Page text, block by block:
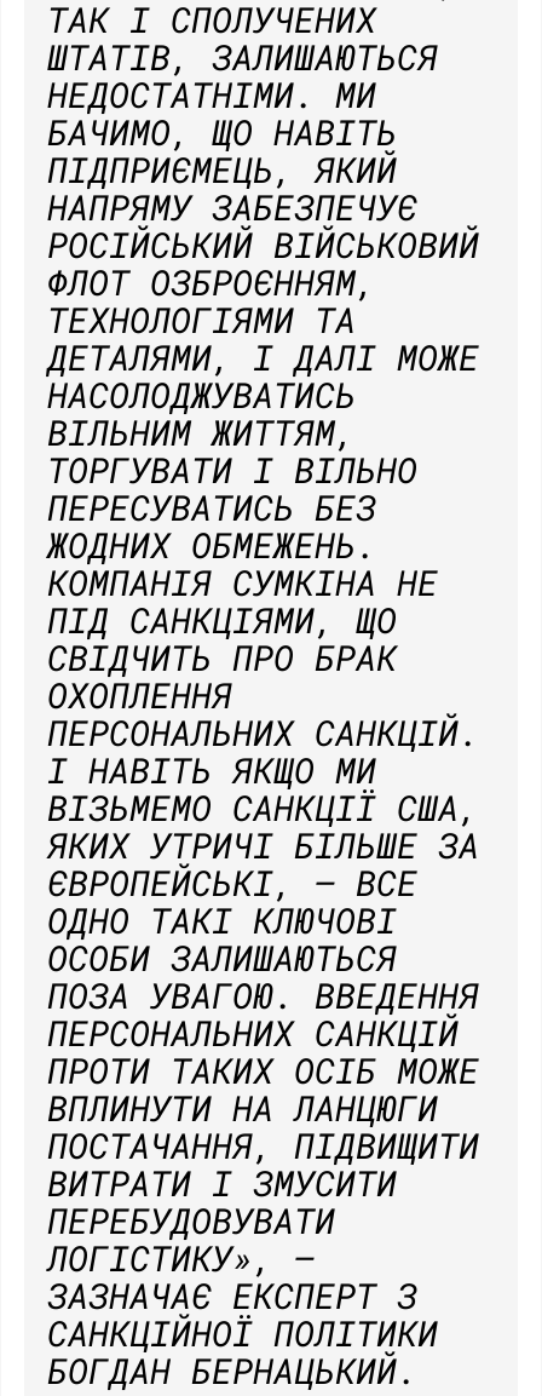
ТАК І СПОЛУЧЕНИХ
ШТАТІВ, ЗАЛИШАЮТЬСЯ
НЕДОСТАТНІМИ. МИ
БАЧИМО, ЩО НАВІТЬ
ПІДПРИЄМЕЦЬ, ЯКИЙ
НАПРЯМУ ЗАБЕЗПЕЧУЄ
РОСІЙСЬКИЙ ВІЙСЬКОВИЙ
ФЛОТ ОЗБРОЄННЯМ,
ТЕХНОЛОГІЯМИ ТА
ДЕТАЛЯМИ, І ДАЛІ МОЖЕ
НАСОЛОДЖУВАТИСЬ
ВІЛЬНИМ ЖИТТЯМ,
ТОРГУВАТИ І ВІЛЬНО
ПЕРЕСУВАТИСЬ БЕЗ
ЖОДНИХ ОБМЕЖЕНЬ.
КОМПАНІЯ СУМКІНА НЕ
ПІД САНКЦІЯМИ, ЩО
СВІДЧИТЬ ПРО БРАК
ОХОПЛЕННЯ
ПЕРСОНАЛЬНИХ САНКЦІЙ.
І НАВІТЬ ЯКЩО МИ
ВІЗЬМЕМО САНКЦІЇ США,
ЯКИХ УТРИЧІ БІЛЬШЕ ЗА
ЄВРОПЕЙСЬКІ, — ВСЕ
ОДНО ТАКІ КЛЮЧОВІ
ОСОБИ ЗАЛИШАЮТЬСЯ
ПОЗА УВАГОЮ. ВВЕДЕННЯ
ПЕРСОНАЛЬНИХ САНКЦІЙ
ПРОТИ ТАКИХ ОСІБ МОЖЕ
ВПЛИНУТИ НА ЛАНЦЮГИ
ПОСТАЧАННЯ, ПІДВИЩИТИ
ВИТРАТИ І ЗМУСИТИ
ПЕРЕБУДОВУВАТИ
ЛОГІСТИКУ», —
ЗАЗНАЧАЄ ЕКСПЕРТ З
САНКЦІЙНОЇ ПОЛІТИКИ
БОГДАН БЕРНАЦЬКИЙ.